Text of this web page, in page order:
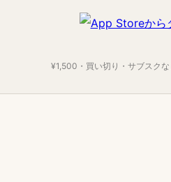
¥1,500・買い切り・サブスク